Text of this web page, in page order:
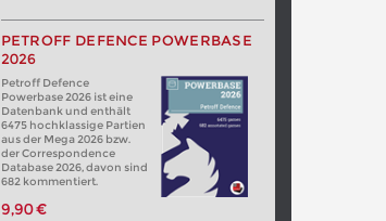
PETROFF DEFENCE POWERBASE
2026
Petroff Defence
Powerbase 2026 ist eine
Datenbank und enthält
6475 hochklassige Partien
aus der Mega 2026 bzw.
der Correspondence
Database 2026, davon sind
682 kommentiert.
9,90 €